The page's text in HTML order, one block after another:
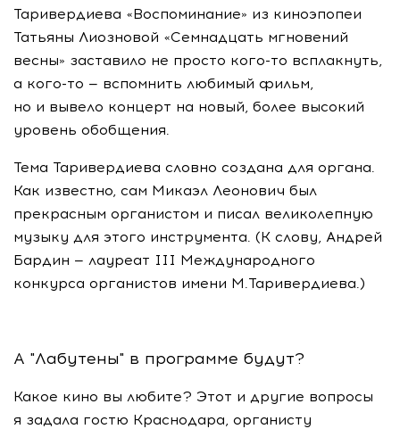
Таривердиева «Воспоминание» из киноэпопеи
Татьяны Лиозновой «Семнадцать мгновений
весны» заставило не просто кого-то всплакнуть,
а кого-то — вспомнить любимый фильм,
но и вывело концерт на новый, более высокий
уровень обобщения.
Тема Таривердиева словно создана для органа.
Как известно, сам Микаэл Леонович был
прекрасным органистом и писал великолепную
музыку для этого инструмента. (К слову, Андрей
Бардин — лауреат III Международного
конкурса органистов имени М.Таривердиева.)
А "Лабутены" в программе будут?
Какое кино вы любите? Этот и другие вопросы
я задала гостю Краснодара, органисту